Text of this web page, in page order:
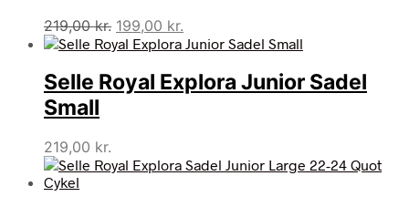
219,00kr. Den
oprindelige
var:
219,00 kr..
199,00 kr.
aktuelle
er:
199,00 kr..
Selle Royal Explora Junior Sadel
Small
219,00 kr.